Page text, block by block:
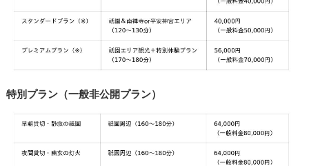
特別プラン（一般非公開プラン）